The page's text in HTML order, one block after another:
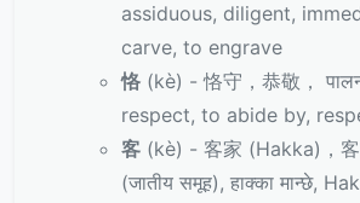
assiduous, diligent,
carve, to engrave
恪 (kè) - 恪守，恭敬，
respect, to abide by,
客 (kè) - 客家 (Hakka)，客
(जातीय समूह), हाक्का मान्छे,